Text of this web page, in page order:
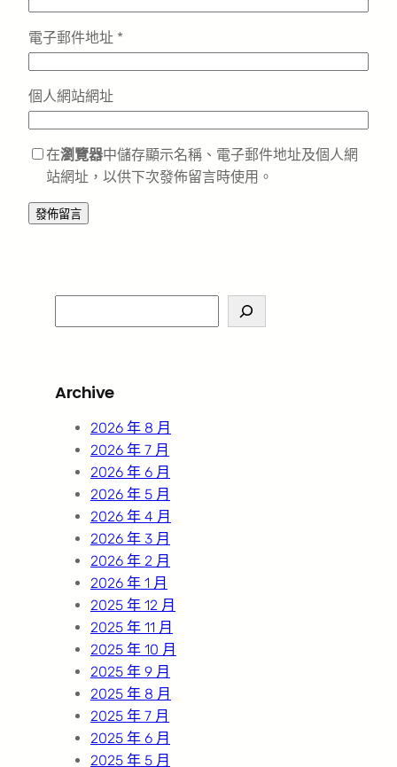
電子郵件地址 *
個人網站網址
在瀏覽器中儲存顯示名稱、電子郵件地址及個人網
站網址，以供下次發佈留言時使用。
e
c
Archive
2026 年 8 月
2026 年 7 月
2026 年 6 月
2026 年 5 月
2026 年 4 月
2026 年 3 月
2026 年 2 月
2026 年 1 月
2025 年 12 月
2025 年 11 月
2025 年 10 月
2025 年 9 月
2025 年 8 月
2025 年 7 月
2025 年 6 月
2025 年 5 月